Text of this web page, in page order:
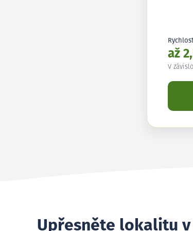
až
V
Upřesněte lokalitu